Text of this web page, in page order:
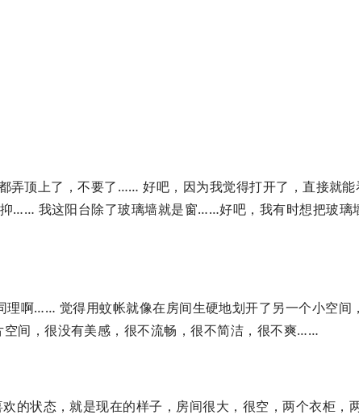
弄顶上了，不要了…… 好吧，因为我觉得打开了，直接就
…… 我这阳台除了玻璃墙就是窗……好吧，我有时想把玻璃
理啊…… 觉得用蚊帐就像在房间生硬地划开了另一个小空间
间，很没有美感，很不流畅，很不简洁，很不爽……
的状态，就是现在的样子，房间很大，很空，两个衣柜，